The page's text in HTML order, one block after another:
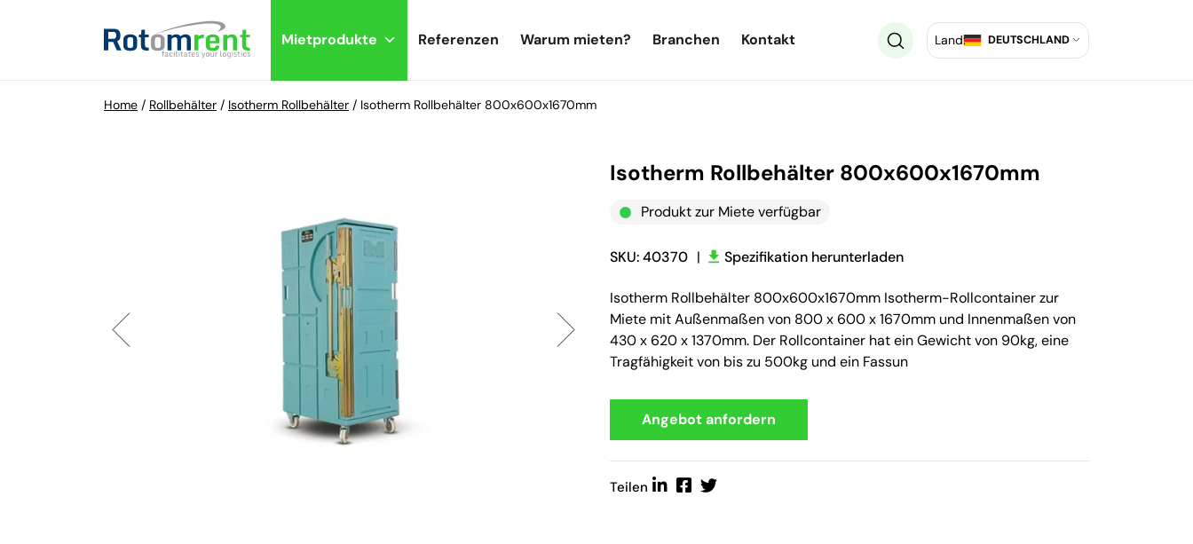
Mietprodukte Referenzen Warum mieten? Branchen Kontakt Land: DEUTSCHLAND
Home / Rollbehälter / Isotherm Rollbehälter / Isotherm Rollbehälter 800x600x1670mm
Isotherm Rollbehälter 800x600x1670mm
Produkt zur Miete verfügbar
SKU: 40370 | Spezifikation herunterladen
Isotherm Rollbehälter 800x600x1670mm Isotherm-Rollcontainer zur
Miete mit Außenmaßen von 800 x 600 x 1670mm und Innenmaßen von
430 x 620 x 1370mm. Der Rollcontainer hat ein Gewicht von 90kg, eine
Tragfähigkeit von bis zu 500kg und ein Fassun
Angebot anfordern
Teilen